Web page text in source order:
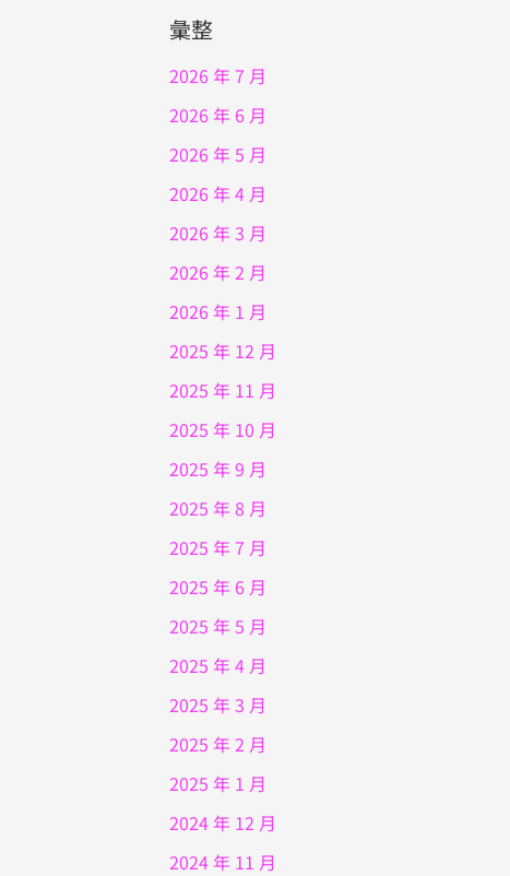
彙整
2026 年 7 月
2026 年 6 月
2026 年 5 月
2026 年 4 月
2026 年 3 月
2026 年 2 月
2026 年 1 月
2025 年 12 月
2025 年 11 月
2025 年 10 月
2025 年 9 月
2025 年 8 月
2025 年 7 月
2025 年 6 月
2025 年 5 月
2025 年 4 月
2025 年 3 月
2025 年 2 月
2025 年 1 月
2024 年 12 月
2024 年 11 月